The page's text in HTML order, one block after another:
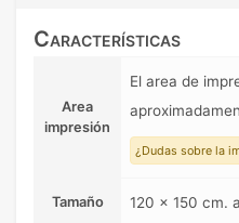
Características
Area
impresión
El area de
¿Dudas sobre la
Tamaño 120 x 150 cm.